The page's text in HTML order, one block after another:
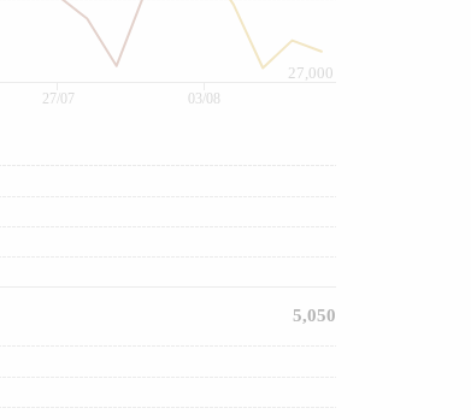
27,000
27/07 03/08
5,050